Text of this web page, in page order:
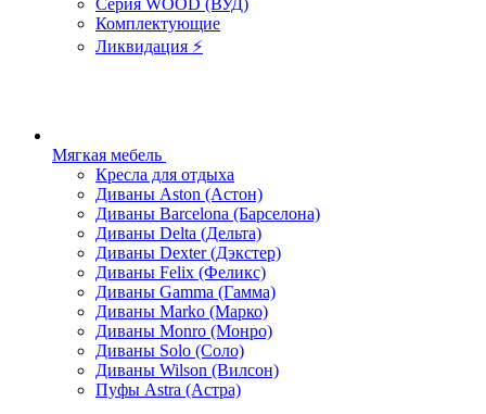
Серия WOOD (ВУД)
Комплектующие
Ликвидация ⚡
Мягкая мебель
Кресла для отдыха
Диваны Aston (Астон)
Диваны Barcelona (Барселона)
Диваны Delta (Дельта)
Диваны Dexter (Дэкстер)
Диваны Felix (Феликс)
Диваны Gamma (Гамма)
Диваны Marko (Марко)
Диваны Monro (Монро)
Диваны Solo (Соло)
Диваны Wilson (Вилсон)
Пуфы Astra (Астра)